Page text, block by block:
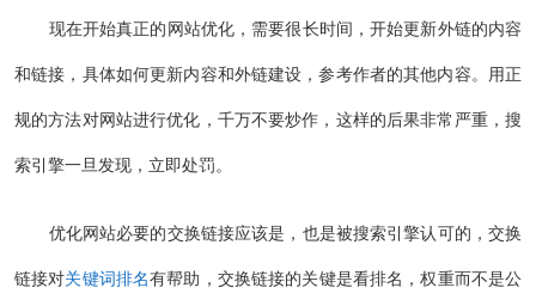
现在开始真正的网站优化，需要很长时间，开始更新外链的内容
和链接，具体如何更新内容和外链建设，参考作者的其他内容。用正
规的方法对网站进行优化，千万不要炒作，这样的后果非常严重，搜
索引擎一旦发现，立即处罚。
优化网站必要的交换链接应该是，也是被搜索引擎认可的，交换
链接对关键词排名有帮助，交换链接的关键是看排名，权重而不是公